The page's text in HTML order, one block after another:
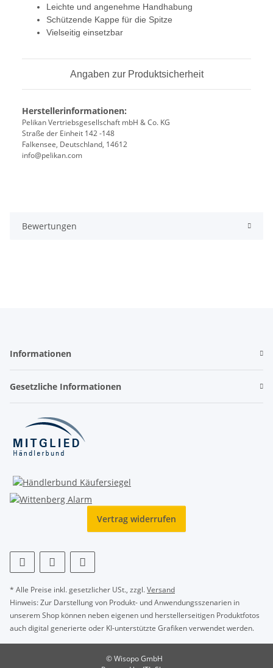
Leichte und angenehme Handhabung
Schützende Kappe für die Spitze
Vielseitig einsetzbar
Angaben zur Produktsicherheit
Herstellerinformationen:
Pelikan Vertriebsgesellschaft mbH & Co. KG
Straße der Einheit 142 -148
Falkensee, Deutschland, 14612
info@pelikan.com
Bewertungen
Informationen
Gesetzliche Informationen
Vertrag widerrufen
* Alle Preise inkl. gesetzlicher USt., zzgl.Versand
Hinweis: Zur Darstellung von Produkt- und Anwendungsszenarien in
unserem Shop können neben eigenen und herstellerseitigen Produktfotos
auch digital generierte oder KI-unterstützte Grafiken verwendet werden.
© Wisopo GmbH